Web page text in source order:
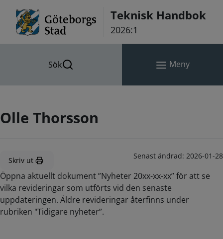
Teknisk Handbok
2026:1
Sök Meny
Olle Thorsson
Skriv ut Senast ändrad: 2026-01-28
Öppna aktuellt dokument ”Nyheter 20xx-xx-xx” för att se
vilka revideringar som utförts vid den senaste
uppdateringen. Äldre revideringar återfinns under
rubriken "Tidigare nyheter”.